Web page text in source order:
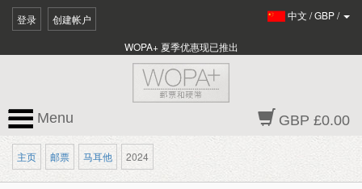
登录 创建帐户 中文 /GBP/
WOPA+ 夏季优惠现已推出
GBP £0.00
Menu
主页 邮票 马耳他 2024